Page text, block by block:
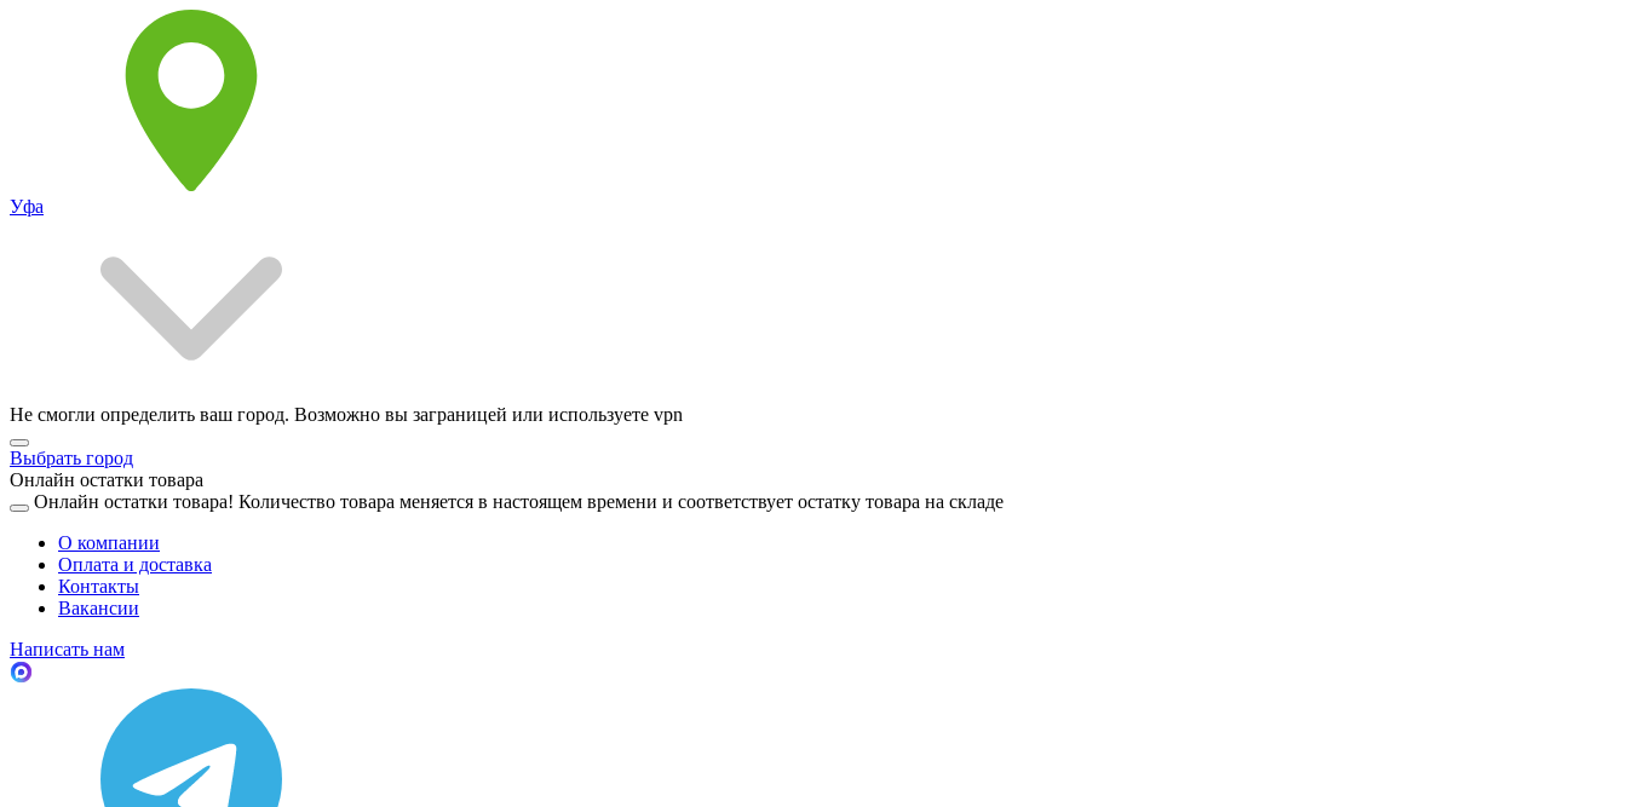
Уфа
Не смогли определить ваш город. Возможно вы заграницей или используете vpn
Выбрать город
Онлайн остатки товара
Онлайн остатки товара! Количество товара меняется в настоящем времени и соответствует остатку товара на складе
О компании
Оплата и доставка
Контакты
Вакансии
Написать нам